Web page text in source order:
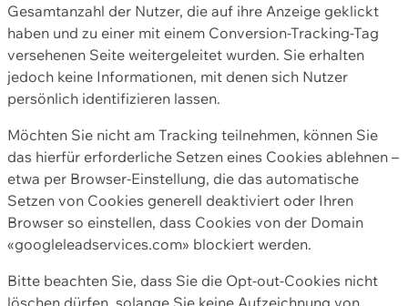
Gesamtanzahl der Nutzer, die auf ihre Anzeige geklickt
haben und zu einer mit einem Conversion-Tracking-Tag
versehenen Seite weitergeleitet wurden. Sie erhalten
jedoch keine Informationen, mit denen sich Nutzer
persönlich identifizieren lassen.
Möchten Sie nicht am Tracking teilnehmen, können Sie
das hierfür erforderliche Setzen eines Cookies ablehnen –
etwa per Browser-Einstellung, die das automatische
Setzen von Cookies generell deaktiviert oder Ihren
Browser so einstellen, dass Cookies von der Domain
«googleleadservices.com» blockiert werden.
Bitte beachten Sie, dass Sie die Opt-out-Cookies nicht